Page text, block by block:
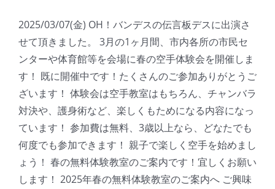
阪
万
博
～
は
2025/03/07(金) OH！バンデスの伝言板デスに出演さ
せて頂きました。 3月の1ヶ月間、市内各所の市民セ
ンターや体育館等を会場に春の空手体験会を開催しま
す！ 既に開催中です！たくさんのご参加ありがとうご
ざいます！ 体験会は空手教室はもちろん、チャンバラ
対決や、護身術など、楽しくもためになる内容になっ
ています！ 参加費は無料、3歳以上なら、どなたでも
何度でも参加できます！ 親子で楽しく空手を始めまし
ょう！ 春の無料体験教室のご案内です！宜しくお願い
します！ 2025年春の無料体験教室のご案内へ ご興味